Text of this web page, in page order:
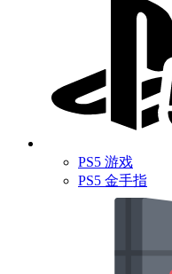
PS5 游戏
PS5 金手指